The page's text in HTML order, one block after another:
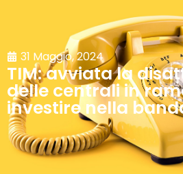
31 Maggio, 2024
TIM: avviata la
delle centrali in
investire nella